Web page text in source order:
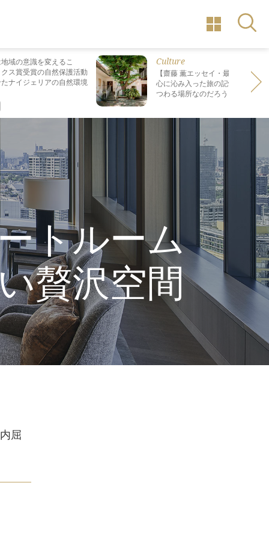
域の意識を変えるこ
ス賞受賞の自然保護活動
ナイジェリアの自然環境
Culture
【齋藤 薫エッセイ・最終回】 最
心に沁み入った旅の記憶は なぜ“死
つわる場所なのだろう？
トルーム
贅沢空間
屈